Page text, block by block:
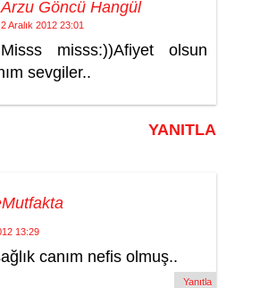
Arzu Göncü Hangül
2 Aralık 2012 23:01
Misss misss:))Afiyet olsun
sevgiler..
YANITLA
13:29
canım nefis olmuş..
Yanıtla